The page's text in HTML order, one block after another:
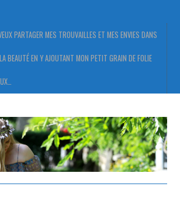
PARTAGER MES TROUVAILLES ET MES ENVIES DANS
BEAUTÉ EN Y AJOUTANT MON PETIT GRAIN DE FOLIE